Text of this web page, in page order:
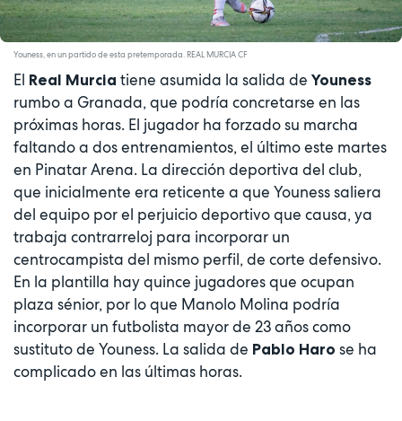
Youness, en un partido de esta pretemporada. REAL MURCIA CF
El Real Murcia tiene asumida la salida de Youness
rumbo a Granada, que podría concretarse en las
próximas horas. El jugador ha forzado su marcha
faltando a dos entrenamientos, el último este martes
en Pinatar Arena. La dirección deportiva del club,
que inicialmente era reticente a que Youness saliera
del equipo por el perjuicio deportivo que causa, ya
trabaja contrarreloj para incorporar un
centrocampista del mismo perfil, de corte defensivo.
En la plantilla hay quince jugadores que ocupan
plaza sénior, por lo que Manolo Molina podría
incorporar un futbolista mayor de 23 años como
sustituto de Youness. La salida de Pablo Haro se ha
complicado en las últimas horas.